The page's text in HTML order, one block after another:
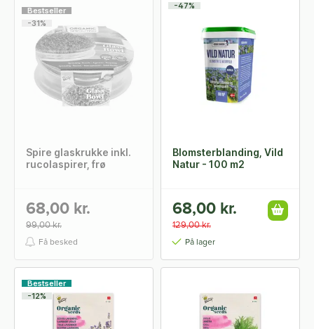
Bestseller
-31%
Spire glaskrukke inkl.
rucolaspirer, frø
68,00 kr.
99,00 kr.
Få besked
-47%
Blomsterblanding, Vild
Natur - 100 m2
68,00 kr.
129,00 kr.
På lager
Bestseller
-12%